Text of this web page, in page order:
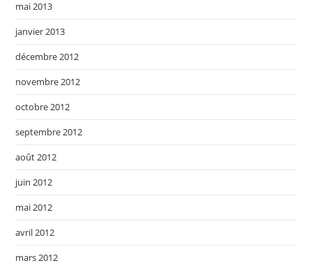
mai 2013
janvier 2013
décembre 2012
novembre 2012
octobre 2012
septembre 2012
août 2012
juin 2012
mai 2012
avril 2012
mars 2012